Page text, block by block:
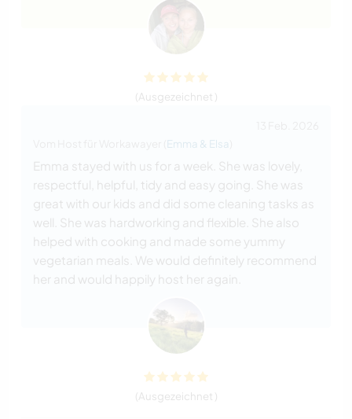
(Ausgezeichnet )
Emma & Elsa
Emma stayed with us for a week. She was lovely,
respectful, helpful, tidy and easy going. She was
great with our kids and did some cleaning tasks as
well. She was hardworking and flexible. She also
helped with cooking and made some yummy
vegetarian meals. We would definitely recommend
her and would happily host her again.
(Ausgezeichnet )